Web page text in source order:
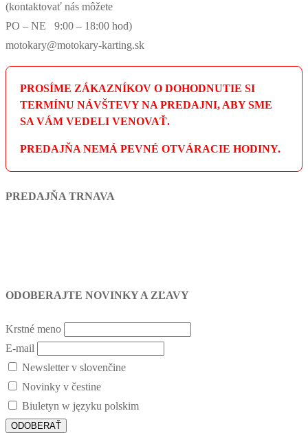
(kontaktovať nás môžete
PO – NE 9:00 – 18:00 hod)
motokary@motokary-karting.sk
PROSÍME ZÁKAZNÍKOV O DOHODNUTIE SI
TERMÍNU NÁVŠTEVY NA PREDAJNI, ABY SME
SA VÁM VEDELI VENOVAŤ.
PREDAJŇA NEMÁ PEVNÉ OTVÁRACIE HODINY.
PREDAJŇA TRNAVA
ODOBERAJTE NOVINKY A ZĽAVY
Krstné meno
E-mail
Newsletter v slovenčine
Novinky v čestine
Biuletyn w języku polskim